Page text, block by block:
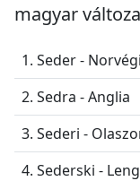
magyar
1. Seder -
2. Sedra - Anglia
3. Sederi -
4. Sederski -